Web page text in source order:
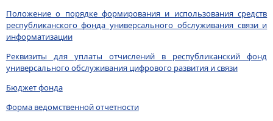
Положение о порядке формирования и использования средств
республиканского фонда универсального обслуживания связи и
информатизации
Реквизиты для уплаты отчислений в республиканский фонд
универсального обслуживания цифрового развития и связи
Бюджет фонда
Форма ведомственной отчетности